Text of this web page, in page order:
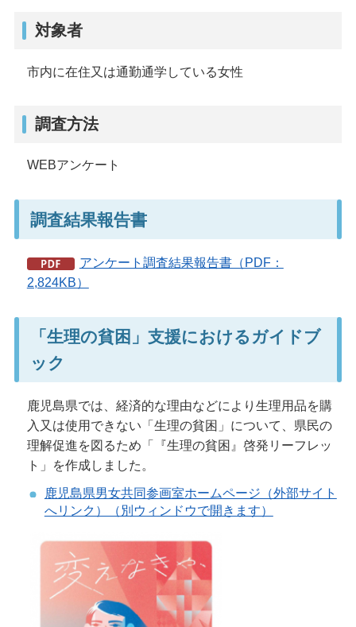
対象者
市内に在住又は通勤通学している女性
調査方法
WEBアンケート
調査結果報告書
アンケート調査結果報告書（PDF：
2,824KB）
「生理の貧困」支援におけるガイドブ
ック
鹿児島県では、経済的な理由などにより生理用品を購
入又は使用できない「生理の貧困」について、県民の
理解促進を図るため「『生理の貧困』啓発リーフレッ
ト」を作成しました。
鹿児島県男女共同参画室ホームページ（外部サイト
へリンク）（別ウィンドウで開きます）